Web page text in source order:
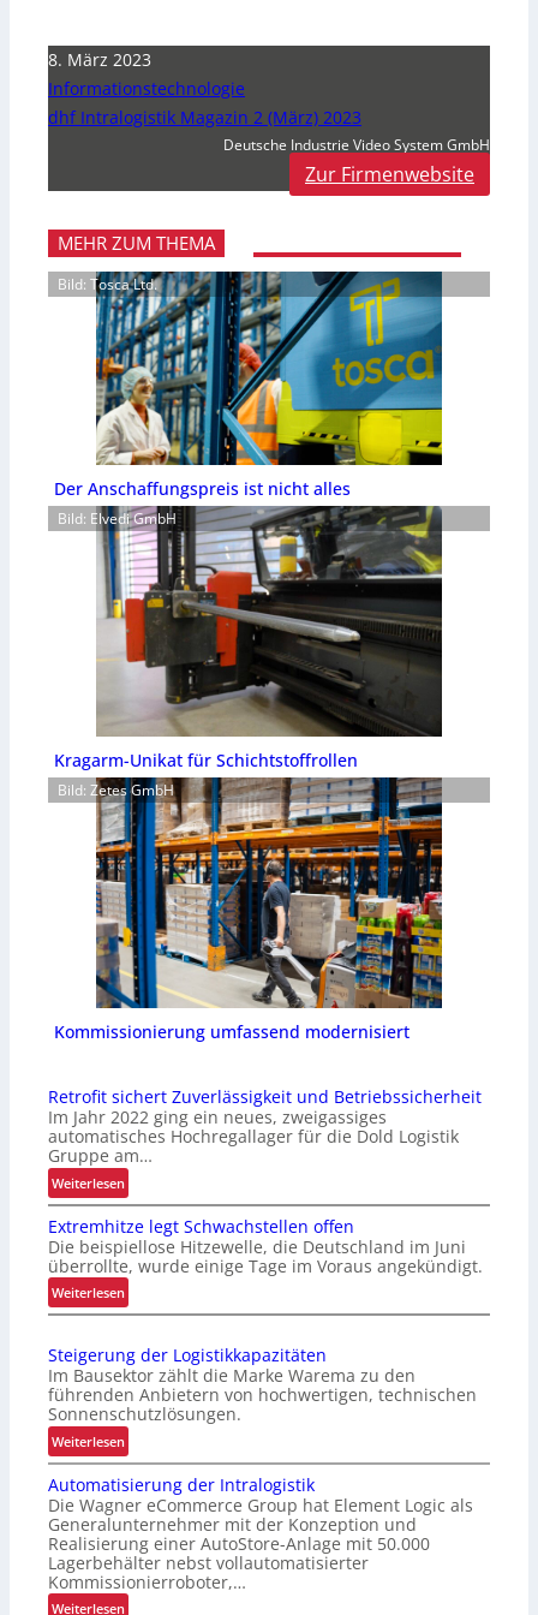
8. März 2023
Informationstechnologie
dhf Intralogistik Magazin 2 (März) 2023
Deutsche Industrie Video System GmbH
Zur Firmenwebsite
MEHR ZUM THEMA
Bild: Tosca Ltd.
Der Anschaffungspreis ist nicht alles
Bild: Elvedi GmbH
Kragarm-Unikat für Schichtstoffrollen
Bild: Zetes GmbH
Kommissionierung umfassend modernisiert
Retrofit sichert Zuverlässigkeit und Betriebssicherheit
Im Jahr 2022 ging ein neues, zweigassiges
automatisches Hochregallager für die Dold Logistik
Gruppe am…
Weiterlesen:
R
e
t
r
o
f
t
s
i
c
h
e
r
t
Z
u
v
Extremhitze legt Schwachstellen offen
Die beispiellose Hitzewelle, die Deutschland im Juni
überrollte, wurde einige Tage im Voraus angekündigt.
Weiterlesen:
E
t
r
e
m
h
t
z
e
l
e
g
Steigerung der Logistikkapazitäten
Im Bausektor zählt die Marke Warema zu den
führenden Anbietern von hochwertigen, technischen
Sonnenschutzlösungen.
Weiterlesen:
S
t
e
i
g
e
r
Automatisierung der Intralogistik
Die Wagner eCommerce Group hat Element Logic als
Generalunternehmer mit der Konzeption und
Realisierung einer AutoStore-Anlage mit 50.000
Lagerbehälter nebst vollautomatisierter
Kommissionierroboter,…
Weiterlesen: